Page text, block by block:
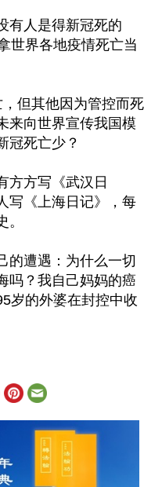
有人是得新冠死的
世界各地疫情死亡当
但其他因为管控而死
来向世界宣传我国模
冠死亡少？
方方写《武汉日
写《上海日记》，每
的遭遇：为什么一切
吗？我自己妈妈的癌
岁的外婆在封控中收